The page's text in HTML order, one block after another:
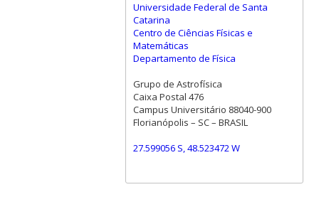
Universidade Federal de Santa
Catarina
Centro de Ciências Físicas e
Matemáticas
Departamento de Física
Grupo de Astrofísica
Caixa Postal 476
Campus Universitário 88040-900
Florianópolis – SC – BRASIL
27.599056 S, 48.523472 W